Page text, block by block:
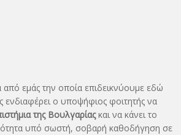
εμάς την οποία επιδεικνύουμε εδώ
ενδιαφέρει ο υποψήφιος φοιτητής να
της Βουλγαρίαςκαι να κάνει το
υπό σωστή, σοβαρή καθοδήγηση σε